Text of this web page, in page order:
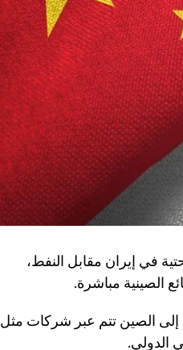
في إيران مقابل النفط،
الصينية مباشرة.
إلى الصين تتم عبر شركات مثل